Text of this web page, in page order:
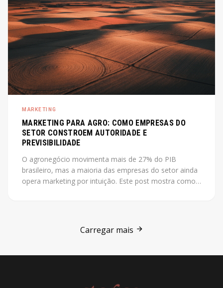
MARKETING
MARKETING PARA AGRO: COMO EMPRESAS DO
SETOR CONSTROEM AUTORIDADE E
PREVISIBILIDADE
O agronegócio movimenta mais de 27% do PIB
brasileiro, mas a maioria das empresas do setor ainda
opera marketing por intuição. Este post mostra como
Carregar mais